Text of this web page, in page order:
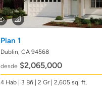
Plan 1
Dublin, CA 94568
desde $2,065,000
4 Hab| 3 Bñ | 2 Gr | 2,605 sq. ft.